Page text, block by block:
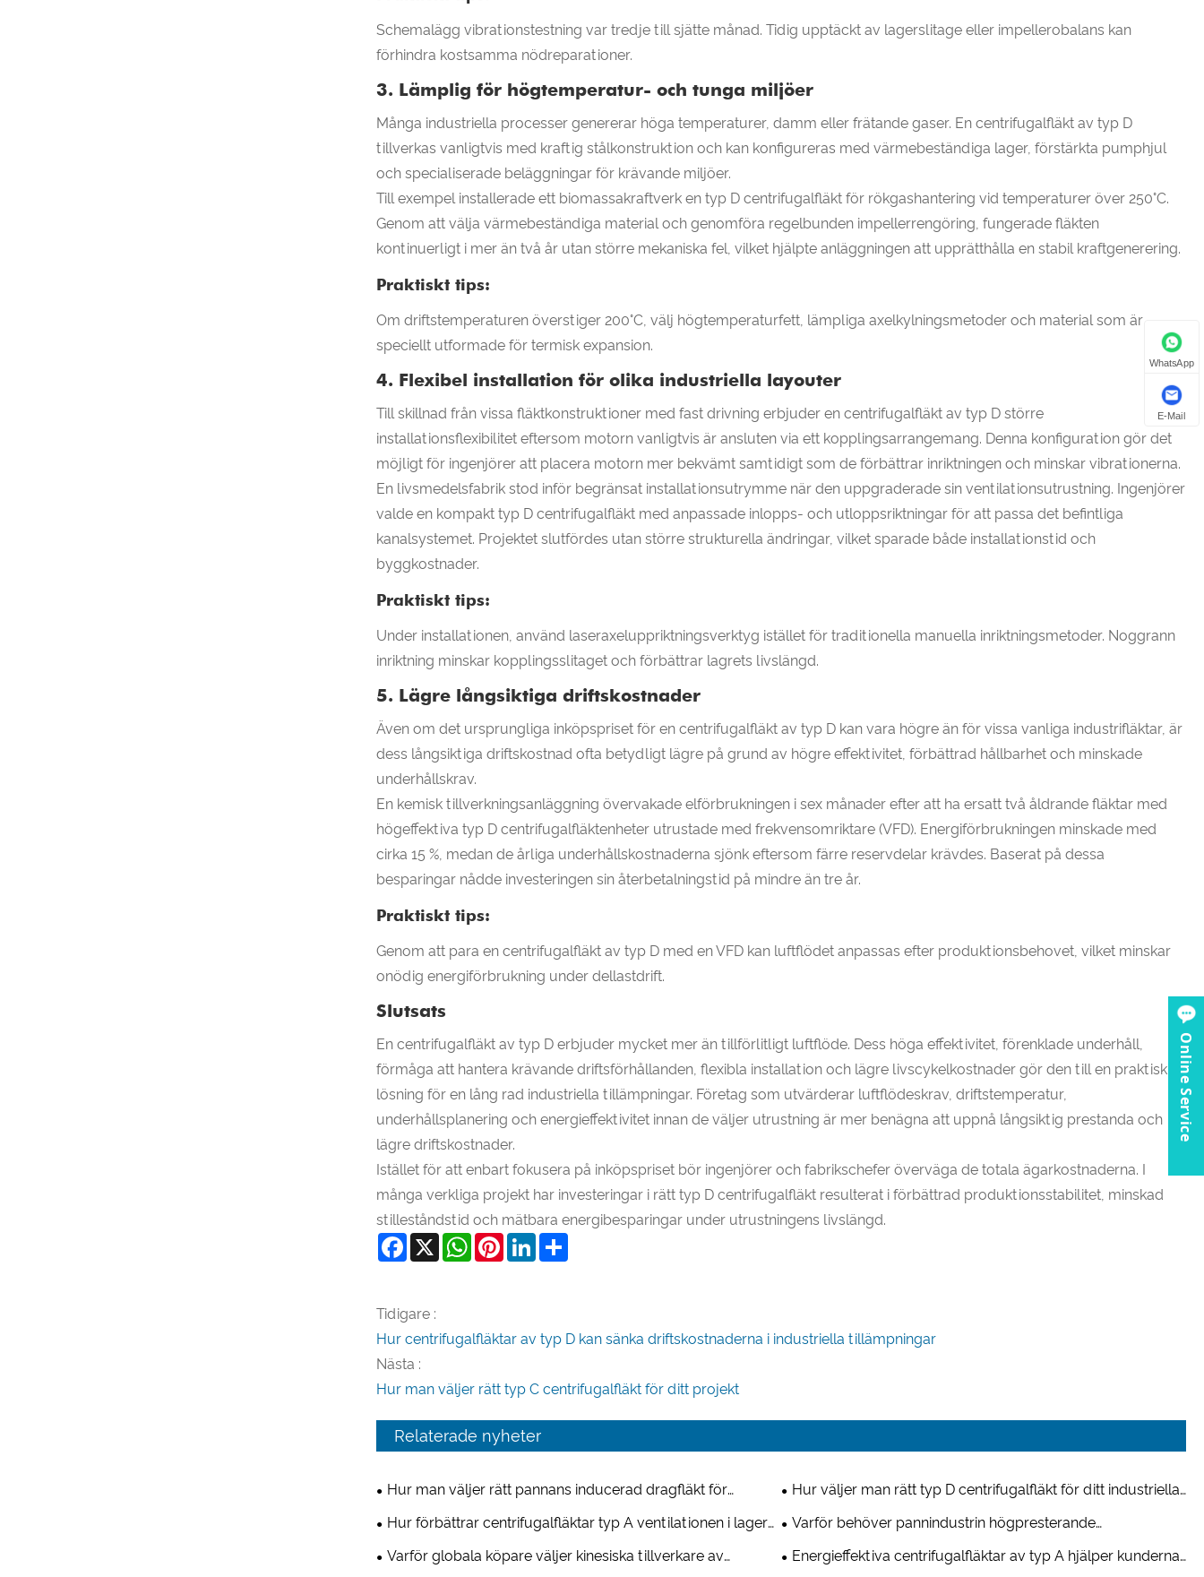
Schemalägg vibrationstestning var tredje till sjätte månad. Tidig upptäckt av lagerslitage eller impellerobalans kan
förhindra kostsamma nödreparationer.
3. Lämplig för högtemperatur- och tunga miljöer
Många industriella processer genererar höga temperaturer, damm eller frätande gaser. En centrifugalfläkt av typ D
tillverkas vanligtvis med kraftig stålkonstruktion och kan konfigureras med värmebeständiga lager, förstärkta pumphjul
och specialiserade beläggningar för krävande miljöer.
Till exempel installerade ett biomassakraftverk en typ D centrifugalfläkt för rökgashantering vid temperaturer över 250°C.
Genom att välja värmebeständiga material och genomföra regelbunden impellerrengöring, fungerade fläkten
kontinuerligt i mer än två år utan större mekaniska fel, vilket hjälpte anläggningen att upprätthålla en stabil kraftgenerering.
Praktiskt tips:
Om driftstemperaturen överstiger 200°C, välj högtemperaturfett, lämpliga axelkylningsmetoder och material som är
speciellt utformade för termisk expansion.
4. Flexibel installation för olika industriella layouter
Till skillnad från vissa fläktkonstruktioner med fast drivning erbjuder en centrifugalfläkt av typ D större
installationsflexibilitet eftersom motorn vanligtvis är ansluten via ett kopplingsarrangemang. Denna konfiguration gör det
möjligt för ingenjörer att placera motorn mer bekvämt samtidigt som de förbättrar inriktningen och minskar vibrationerna.
En livsmedelsfabrik stod inför begränsat installationsutrymme när den uppgraderade sin ventilationsutrustning. Ingenjörer
valde en kompakt typ D centrifugalfläkt med anpassade inlopps- och utloppsriktningar för att passa det befintliga
kanalsystemet. Projektet slutfördes utan större strukturella ändringar, vilket sparade både installationstid och
byggkostnader.
Praktiskt tips:
Under installationen, använd laseraxeluppriktningsverktyg istället för traditionella manuella inriktningsmetoder. Noggrann
inriktning minskar kopplingsslitaget och förbättrar lagrets livslängd.
5. Lägre långsiktiga driftskostnader
Även om det ursprungliga inköpspriset för en centrifugalfläkt av typ D kan vara högre än för vissa vanliga industrifläktar, är
dess långsiktiga driftskostnad ofta betydligt lägre på grund av högre effektivitet, förbättrad hållbarhet och minskade
underhållskrav.
En kemisk tillverkningsanläggning övervakade elförbrukningen i sex månader efter att ha ersatt två åldrande fläktar med
högeffektiva typ D centrifugalfläktenheter utrustade med frekvensomriktare (VFD). Energiförbrukningen minskade med
cirka 15 %, medan de årliga underhållskostnaderna sjönk eftersom färre reservdelar krävdes. Baserat på dessa
besparingar nådde investeringen sin återbetalningstid på mindre än tre år.
Praktiskt tips:
Genom att para en centrifugalfläkt av typ D med en VFD kan luftflödet anpassas efter produktionsbehovet, vilket minskar
onödig energiförbrukning under dellastdrift.
Slutsats
En centrifugalfläkt av typ D erbjuder mycket mer än tillförlitligt luftflöde. Dess höga effektivitet, förenklade underhåll,
förmåga att hantera krävande driftsförhållanden, flexibla installation och lägre livscykelkostnader gör den till en praktisk
lösning för en lång rad industriella tillämpningar. Företag som utvärderar luftflödeskrav, driftstemperatur,
underhållsplanering och energieffektivitet innan de väljer utrustning är mer benägna att uppnå långsiktig prestanda och
lägre driftskostnader.
Istället för att enbart fokusera på inköpspriset bör ingenjörer och fabrikschefer överväga de totala ägarkostnaderna. I
många verkliga projekt har investeringar i rätt typ D centrifugalfläkt resulterat i förbättrad produktionsstabilitet, minskad
stilleståndstid och mätbara energibesparingar under utrustningens livslängd.
Facebook
X WhatsAppPinterestLinkedIn
Tidigare :
Hur centrifugalfläktar av typ D kan sänka driftskostnaderna i industriella tillämpningar
Nästa :
Hur man väljer rätt typ C centrifugalfläkt för ditt projekt
Relaterade nyheter
Hur man väljer rätt pannans inducerad dragfläkt för
industriella applikationer
Hur väljer man rätt typ D centrifugalfläkt för ditt industriella
ventilationssystem?
Hur förbättrar centrifugalfläktar typ A ventilationen i lager
och logistikcentra?
Varför behöver pannindustrin högpresterande
centrifugalfläktar?
Varför globala köpare väljer kinesiska tillverkare av
Energieffektiva centrifugalfläktar av typ A hjälper kunderna
WhatsApp
E-Mail
Online Service